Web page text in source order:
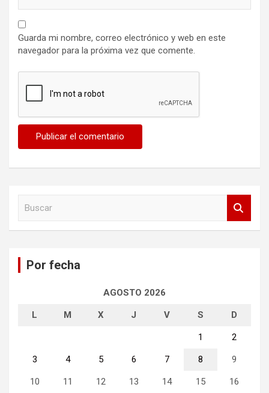
Guarda mi nombre, correo electrónico y web en este
navegador para la próxima vez que comente.
Por fecha
AGOSTO 2026
L M X J V S D
1 2
3 4 5 6 7 8 9
10 11 12 13 14 15 16